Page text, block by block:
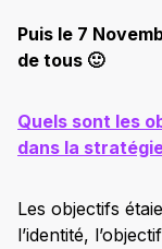
Puis le 7
de tous 🙂
Quels sont les
dans la
Les objectifs
l’identité,